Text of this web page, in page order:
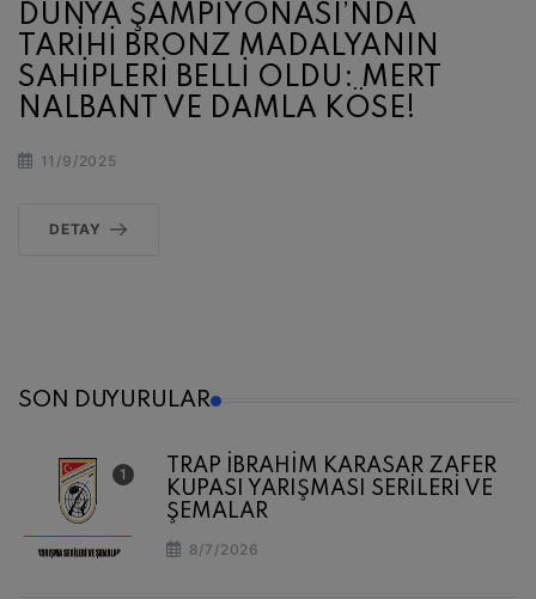
DÜNYA ŞAMPİYONASI’NDA
TARİHİ BRONZ MADALYANIN
SAHİPLERİ BELLİ OLDU: MERT
NALBANT VE DAMLA KÖSE!
11/9/2025
DETAY
SON DUYURULAR
TRAP İBRAHİM KARASAR ZAFER
KUPASI YARIŞMASI SERİLERİ VE
ŞEMALAR
8/7/2026